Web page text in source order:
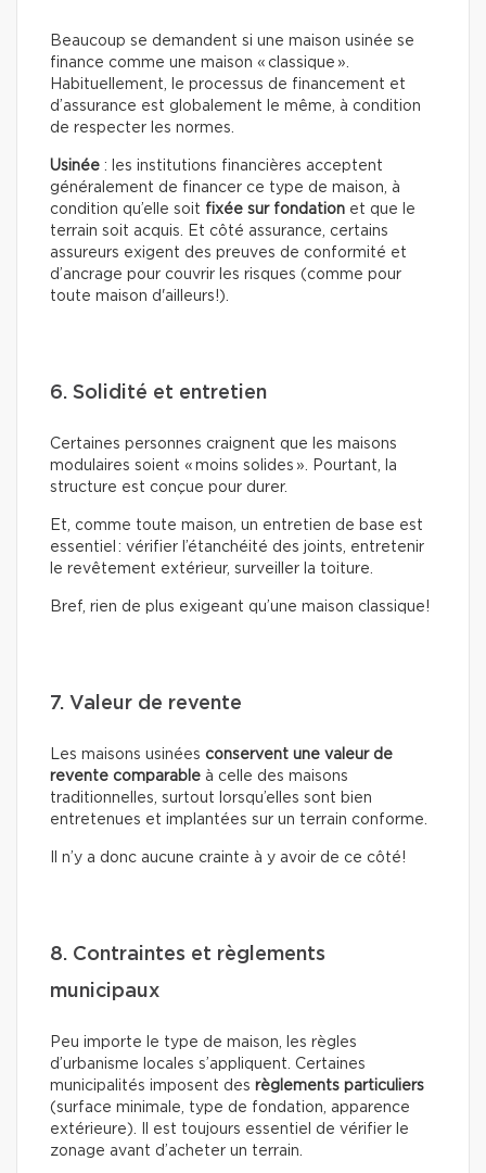
Beaucoup se demandent si une maison usinée se
finance comme une maison « classique ».
Habituellement, le processus de financement et
d’assurance est globalement le même, à condition
de respecter les normes.
Usinée : les institutions financières acceptent
généralement de financer ce type de maison, à
condition qu’elle soit fixée sur fondation et que le
terrain soit acquis. Et côté assurance, certains
assureurs exigent des preuves de conformité et
d’ancrage pour couvrir les risques (comme pour
toute maison d'ailleurs!).
6. Solidité et entretien
Certaines personnes craignent que les maisons
modulaires soient « moins solides ». Pourtant, la
structure est conçue pour durer.
Et, comme toute maison, un entretien de base est
essentiel : vérifier l’étanchéité des joints, entretenir
le revêtement extérieur, surveiller la toiture.
Bref, rien de plus exigeant qu’une maison classique!
7. Valeur de revente
Les maisons usinées conservent une valeur de
revente comparable à celle des maisons
traditionnelles, surtout lorsqu’elles sont bien
entretenues et implantées sur un terrain conforme.
Il n’y a donc aucune crainte à y avoir de ce côté!
8. Contraintes et règlements
municipaux
Peu importe le type de maison, les règles
d’urbanisme locales s’appliquent. Certaines
municipalités imposent des règlements particuliers
(surface minimale, type de fondation, apparence
extérieure). Il est toujours essentiel de vérifier le
zonage avant d’acheter un terrain.